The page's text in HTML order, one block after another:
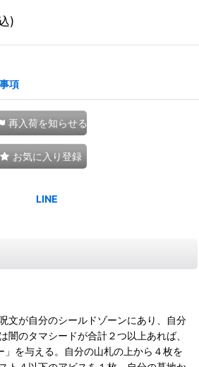
)
項
再入荷を知らせる
お気に入り登録
文が自分のシールドゾーンにあり、自分
闇のタマシードが合計２つ以上あれば、
」を与える。自分の山札の上から４枚を